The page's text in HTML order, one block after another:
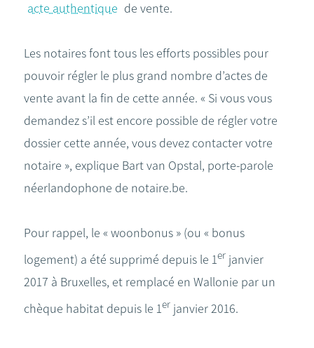
acte authentique de vente.
Les notaires font tous les efforts possibles pour
pouvoir régler le plus grand nombre d’actes de
vente avant la fin de cette année. « Si vous vous
demandez s’il est encore possible de régler votre
dossier cette année, vous devez contacter votre
notaire », explique Bart van Opstal, porte-parole
néerlandophone de notaire.be.
Pour rappel, le « woonbonus » (ou « bonus
logement) a été supprimé depuis le 1er janvier
2017 à Bruxelles, et remplacé en Wallonie par un
chèque habitat depuis le 1er janvier 2016.